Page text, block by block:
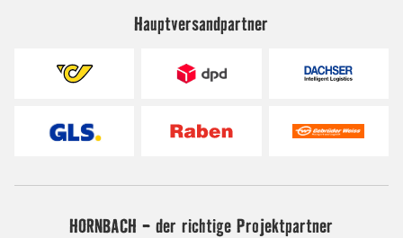
Hauptversandpartner
HORNBACH - der richtige Projektpartner